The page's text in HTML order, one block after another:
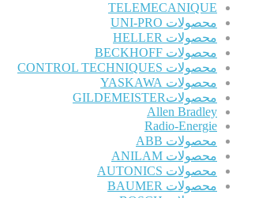
TELEMECANIQUE
محصولات UNI-PRO
محصولات HELLER
محصولات BECKHOFF
محصولات CONTROL TECHNIQUES
محصولات YASKAWA
محصولاتGILDEMEISTER
Allen Bradley
Radio-Energie
محصولات ABB
محصولات ANILAM
محصولات AUTONICS
محصولات BAUMER